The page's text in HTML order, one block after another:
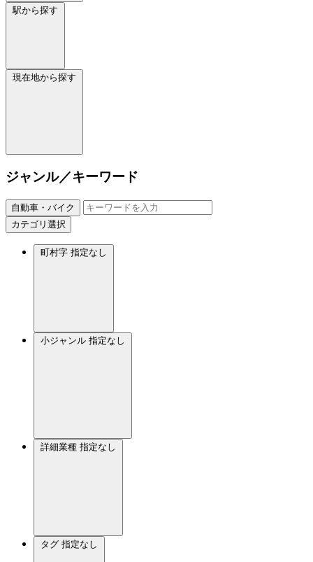
駅から探す
現在地から探す
ジャンル／キーワード
自動車・バイク
カテゴリ選択
町村字 指定なし
小ジャンル 指定なし
詳細業種 指定なし
タグ 指定なし